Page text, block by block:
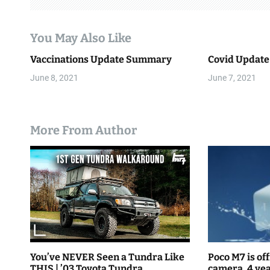
a
t
n
You May Also Like
Vaccinations Update Summary
June 8, 2021
Covid Update
June 7, 2021
More From Author
You’ve NEVER Seen a Tundra Like
Poco M7 is